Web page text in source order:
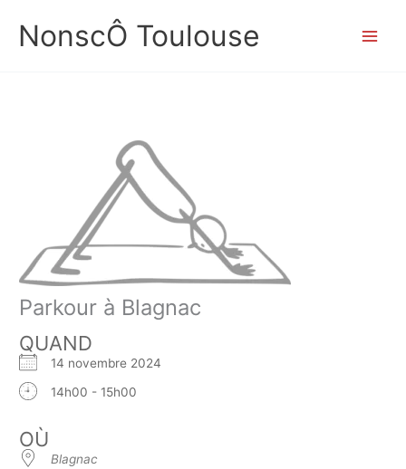
contenu
NonscÔ Toulouse
Parkour à Blagnac
QUAND
14 novembre 2024
14h00 - 15h00
OÙ
Blagnac